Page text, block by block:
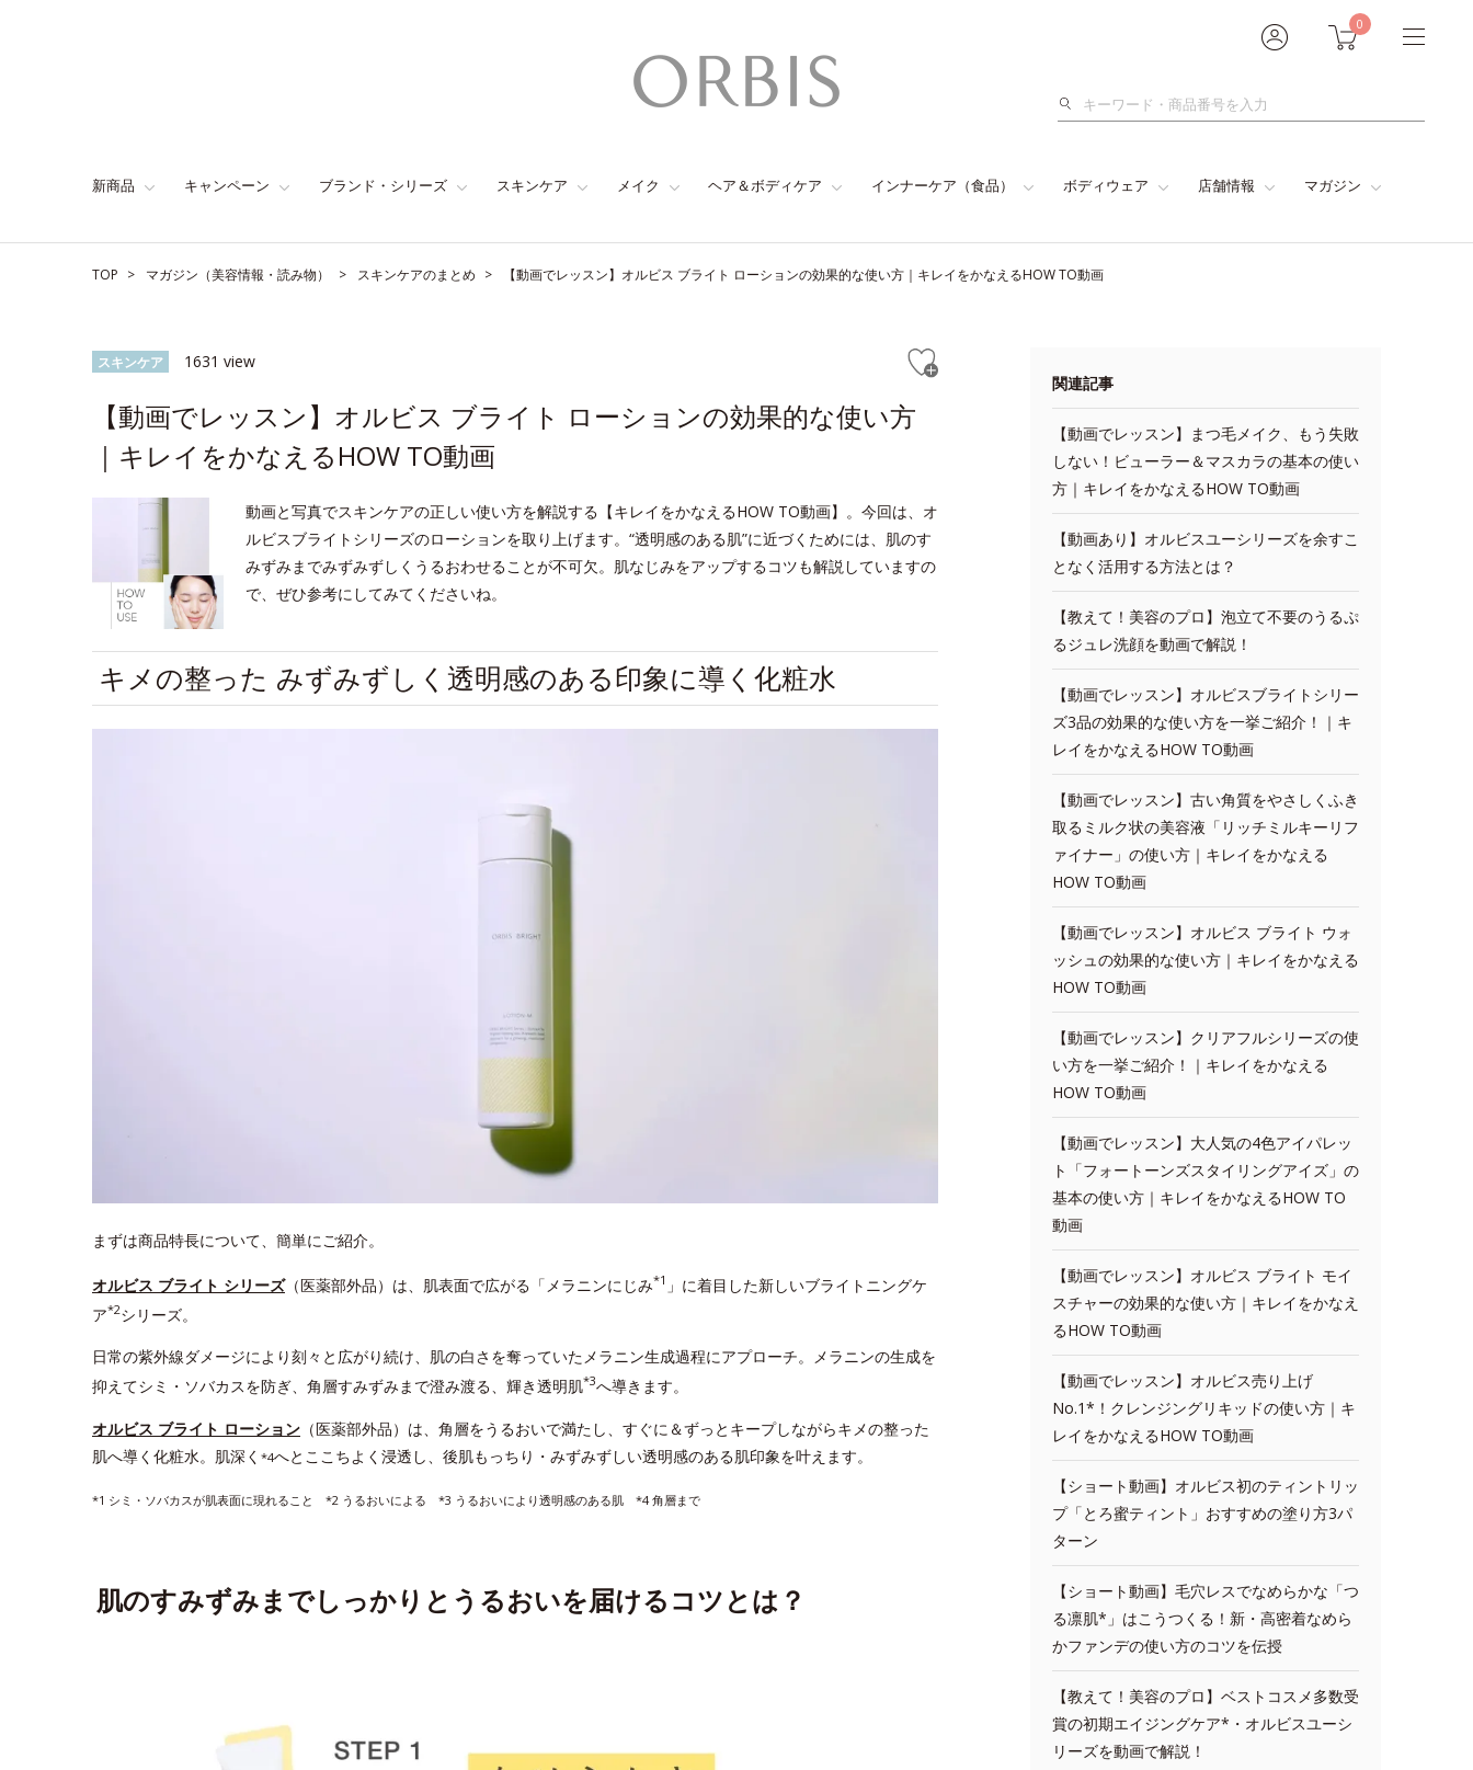
0
検
新商品 キャンペーン ブランド・シリーズ スキンケア メイク ヘア＆ボディケア インナーケア（食品） ボディウェア 店舗情報 マガジン
TOP マガジン（美容情報・読み物） スキンケアのまとめ 【動画でレッスン】オルビス ブライト ローションの効果的な使い方｜キレイをかなえるHOW TO動画
スキンケア 1631 view
【動画でレッスン】オルビス ブライト ローションの効果的な使い方
｜キレイをかなえるHOW TO動画
動画と写真でスキンケアの正しい使い方を解説する【キレイをかなえるHOW TO動画】。今回は、オ
ルビスブライトシリーズのローションを取り上げます。“透明感のある肌”に近づくためには、肌のす
みずみまでみずみずしくうるおわせることが不可欠。肌なじみをアップするコツも解説していますの
で、ぜひ参考にしてみてくださいね。
キメの整った みずみずしく透明感のある印象に導く化粧水
まずは商品特長について、簡単にご紹介。
オルビス ブライト シリーズ（医薬部外品）は、肌表面で広がる「メラニンにじみ*1 」に着目した新しいブライトニングケ
ア*2シリーズ。
日常の紫外線ダメージにより刻々と広がり続け、肌の白さを奪っていたメラニン生成過程にアプローチ。メラニンの生成を
抑えてシミ・ソバカスを防ぎ、角層すみずみまで澄み渡る、輝き透明肌*3へ導きます。
オルビス ブライト ローション （医薬部外品）は、角層をうるおいで満たし、すぐに＆ずっとキープしながらキメの整った
肌へ導く化粧水。肌深く *4へとここちよく浸透し、後肌もっちり・みずみずしい透明感のある肌印象を叶えます。
*1 シミ・ソバカスが肌表面に現れること *2 うるおいによる *3 うるおいにより透明感のある肌 *4 角層まで
肌のすみずみまでしっかりとうるおいを届けるコツとは？
関連記事
【動画でレッスン】まつ毛メイク、もう失敗
しない！ビューラー＆マスカラの基本の使い
方｜キレイをかなえるHOW TO動画
【動画あり】オルビスユーシリーズを余すこ
となく活用する方法とは？
【教えて！美容のプロ】泡立て不要のうるぷ
るジュレ洗顔を動画で解説！
【動画でレッスン】オルビスブライトシリー
ズ3品の効果的な使い方を一挙ご紹介！｜キ
レイをかなえるHOW TO動画
【動画でレッスン】古い角質をやさしくふき
取るミルク状の美容液「リッチミルキーリフ
ァイナー」の使い方｜キレイをかなえる
HOW TO動画
【動画でレッスン】オルビス ブライト ウォ
ッシュの効果的な使い方｜キレイをかなえる
HOW TO動画
【動画でレッスン】クリアフルシリーズの使
い方を一挙ご紹介！｜キレイをかなえる
HOW TO動画
【動画でレッスン】大人気の4色アイパレッ
ト「フォートーンズスタイリングアイズ」の
基本の使い方｜キレイをかなえるHOW TO
動画
【動画でレッスン】オルビス ブライト モイ
スチャーの効果的な使い方｜キレイをかなえ
るHOW TO動画
【動画でレッスン】オルビス売り上げ
No.1*！クレンジングリキッドの使い方｜キ
レイをかなえるHOW TO動画
【ショート動画】オルビス初のティントリッ
プ「とろ蜜ティント」おすすめの塗り方3パ
ターン
【ショート動画】毛穴レスでなめらかな「つ
る凛肌*」はこうつくる！新・高密着なめら
かファンデの使い方のコツを伝授
【教えて！美容のプロ】ベストコスメ多数受
賞の初期エイジングケア*・オルビスユーシ
リーズを動画で解説！